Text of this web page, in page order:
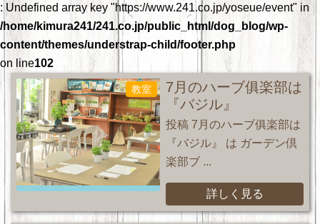
: Undefined array key "https://www.241.co.jp/yoseue/event" in
/home/kimura241/241.co.jp/public_html/dog_blog/wp-
content/themes/understrap-child/footer.php
on line102
教室
7月のハーブ俱楽部は
『バジル』
投稿 7月のハーブ俱楽部は
『バジル』 は ガーデン倶
楽部ブ ...
詳しく見る